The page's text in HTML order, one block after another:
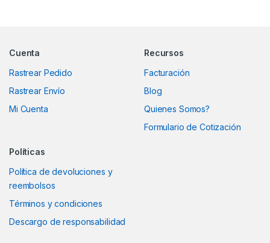
Cuenta
Rastrear Pedido
Rastrear Envío
Mi Cuenta
Recursos
Facturación
Blog
Quienes Somos?
Formulario de Cotización
Políticas
Política de devoluciones y
reembolsos
Términos y condiciones
Descargo de responsabilidad